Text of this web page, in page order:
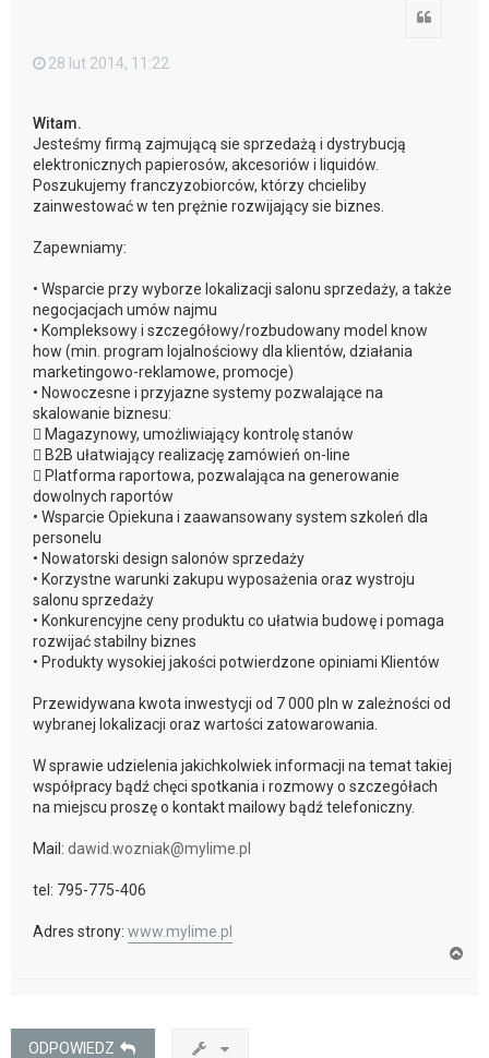
28 lut 2014, 11:22
Witam.
Jesteśmy firmą zajmującą sie sprzedażą i dystrybucją
elektronicznych papierosów, akcesoriów i liquidów.
Poszukujemy franczyzobiorców, którzy chcieliby
zainwestować w ten prężnie rozwijający sie biznes.
Zapewniamy:
• Wsparcie przy wyborze lokalizacji salonu sprzedaży, a także
negocjacjach umów najmu
• Kompleksowy i szczegółowy/rozbudowany model know
how (min. program lojalnościowy dla klientów, działania
marketingowo-reklamowe, promocje)
• Nowoczesne i przyjazne systemy pozwalające na
skalowanie biznesu:
 Magazynowy, umożliwiający kontrolę stanów
 B2B ułatwiający realizację zamówień on-line
 Platforma raportowa, pozwalająca na generowanie
dowolnych raportów
• Wsparcie Opiekuna i zaawansowany system szkoleń dla
personelu
• Nowatorski design salonów sprzedaży
• Korzystne warunki zakupu wyposażenia oraz wystroju
salonu sprzedaży
• Konkurencyjne ceny produktu co ułatwia budowę i pomaga
rozwijać stabilny biznes
• Produkty wysokiej jakości potwierdzone opiniami Klientów
Przewidywana kwota inwestycji od 7 000 pln w zależności od
wybranej lokalizacji oraz wartości zatowarowania.
W sprawie udzielenia jakichkolwiek informacji na temat takiej
współpracy bądź chęci spotkania i rozmowy o szczegółach
na miejscu proszę o kontakt mailowy bądź telefoniczny.
Mail: dawid.wozniak@mylime.pl
tel: 795-775-406
Adres strony: www.mylime.pl
ODPOWIEDZ